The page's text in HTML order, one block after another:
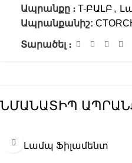
Ապրանքը ։ T-ԲԱԼԲ ,
Ապրանքանիշ:
Տարածել ։
ՆՄԱՆԱՏԻՊ
Լամպ Ֆիլամենտ